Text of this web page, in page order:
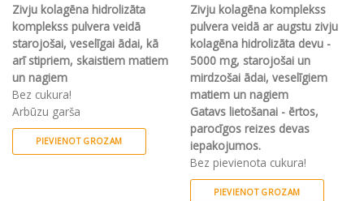
Zivju kolagēna hidrolizāta
komplekss pulvera veidā
starojošai, veselīgai ādai, kā
arī stipriem, skaistiem matiem
un nagiem
Bez cukura!
Arbūzu garša
PIEVIENOT GROZAM
Zivju kolagēna komplekss
pulvera veidā ar augstu zivju
kolagēna hidrolizāta devu -
5000 mg, starojošai un
mirdzošai ādai, veselīgiem
matiem un nagiem
Gatavs lietošanai - ērtos,
parocīgos reizes devas
iepakojumos.
Bez pievienota cukura!
PIEVIENOT GROZAM